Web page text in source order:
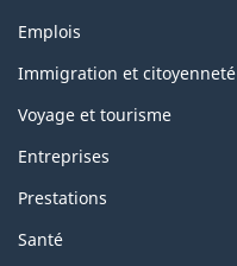
Themes
topics
Emplois
Immigration et citoyenneté
Voyage et tourisme
Entreprises
Prestations
Santé